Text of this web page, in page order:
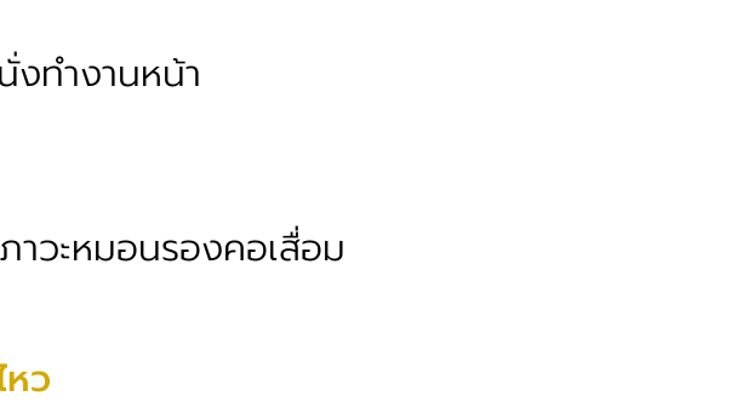
งทำงานหน้า
ภาวะหมอนรองคอเสื่อม
ว